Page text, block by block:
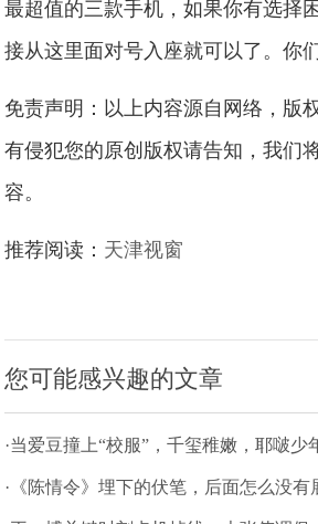
最超值的三款手机，如果你有选择
接从这里面对号入座就可以了。你
免责声明：以上内容源自网络，版
有侵犯您的原创版权请告知，我们
容。
推荐阅读： 天津视窗
您可能感兴趣的文章
·当爱豆撞上“校服”，千玺稚嫩，耶啵
了
·《陈情令》埋下的伏笔，后面怎么没有